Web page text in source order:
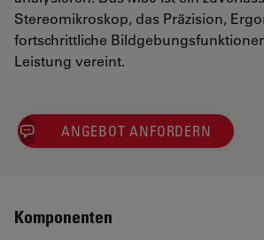
Stereomikroskop, das Präzision,
fortschrittliche
Leistung vereint.
ANGEBOT ANFORDERN
Komponenten